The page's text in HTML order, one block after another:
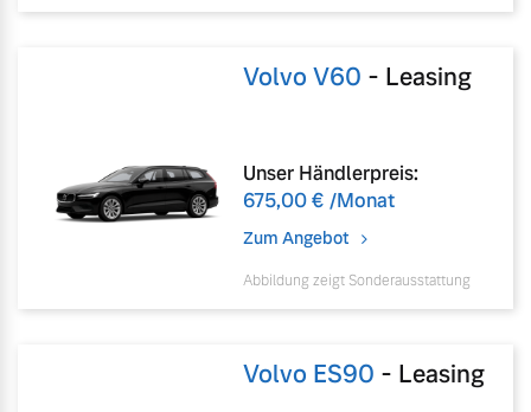
Volvo V60 - Leasing
Unser Händlerpreis:
675,00 € /Monat
Zum Angebot
Abbildung zeigt Sonderausstattung
Volvo ES90 - Leasing